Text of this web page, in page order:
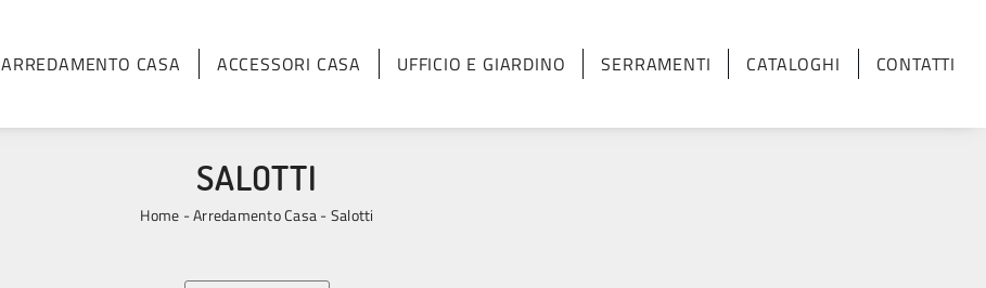
ARREDAMENTO CASA ACCESSORI CASA UFFICIO E GIARDINO SERRAMENTI CATALOGHI CONTATTI
SALOTTI
Home -Arredamento Casa-Salotti